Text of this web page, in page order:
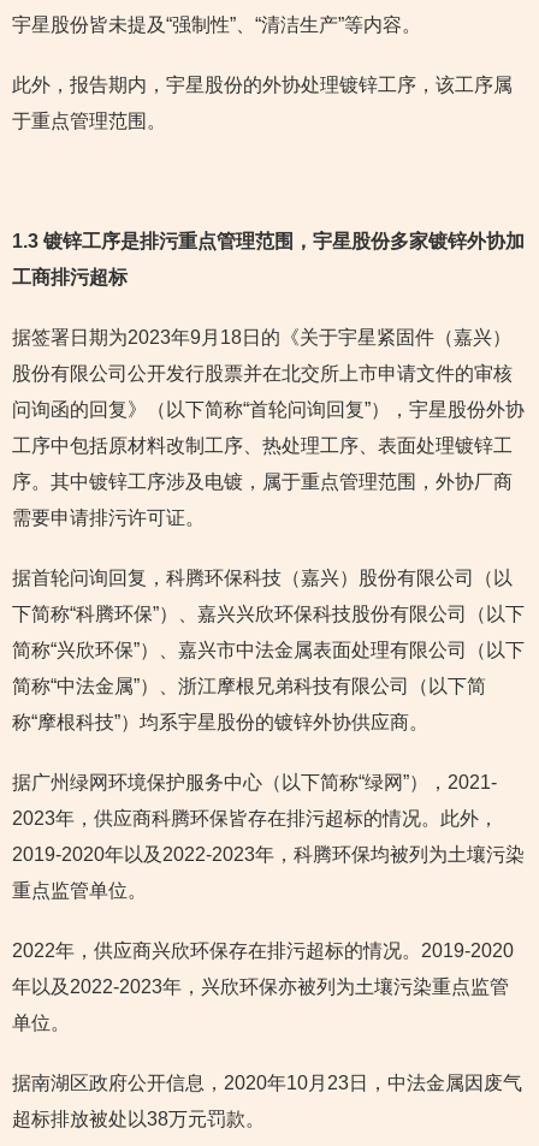
宇星股份皆未提及“强制性”、“清洁生产”等内容。
此外，报告期内，宇星股份的外协处理镀锌工序，该工序属
于重点管理范围。
1.3 镀锌工序是排污重点管理范围，宇星股份多家镀锌外协加
工商排污超标
据签署日期为2023年9月18日的《关于宇星紧固件（嘉兴）
股份有限公司公开发行股票并在北交所上市申请文件的审核
问询函的回复》（以下简称“首轮问询回复”），宇星股份外协
工序中包括原材料改制工序、热处理工序、表面处理镀锌工
序。其中镀锌工序涉及电镀，属于重点管理范围，外协厂商
需要申请排污许可证。
据首轮问询回复，科腾环保科技（嘉兴）股份有限公司（以
下简称“科腾环保”）、嘉兴兴欣环保科技股份有限公司（以下
简称“兴欣环保”）、嘉兴市中法金属表面处理有限公司（以下
简称“中法金属”）、浙江摩根兄弟科技有限公司（以下简
称“摩根科技”）均系宇星股份的镀锌外协供应商。
据广州绿网环境保护服务中心（以下简称“绿网”），2021-
2023年，供应商科腾环保皆存在排污超标的情况。此外，
2019-2020年以及2022-2023年，科腾环保均被列为土壤污染
重点监管单位。
2022年，供应商兴欣环保存在排污超标的情况。2019-2020
年以及2022-2023年，兴欣环保亦被列为土壤污染重点监管
单位。
据南湖区政府公开信息，2020年10月23日，中法金属因废气
超标排放被处以38万元罚款。